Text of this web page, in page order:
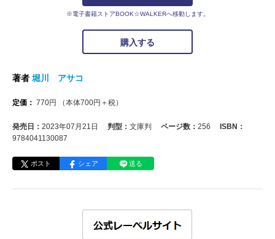
※電子書籍ストアBOOK☆WALKERへ移動します。
購入する
著者 堀川 アサコ
定価： 770円 （本体700円＋税）
発売日： 2023年07月21日 判型： 文庫判 ページ数： 256
ISBN：
9784041130087
ポスト シェア 送る